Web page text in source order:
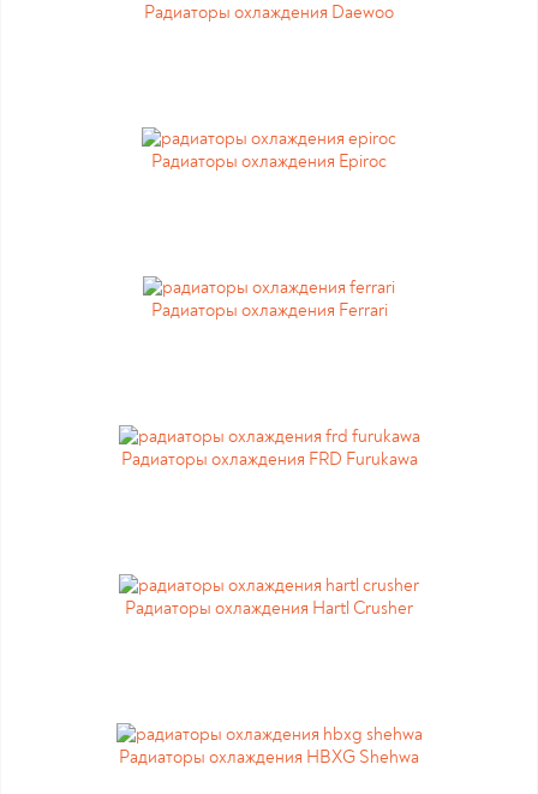
Радиаторы охлаждения Daewoo
Радиаторы охлаждения Epiroc
Радиаторы охлаждения Ferrari
Радиаторы охлаждения FRD Furukawa
Радиаторы охлаждения Hartl Crusher
Радиаторы охлаждения HBXG Shehwa